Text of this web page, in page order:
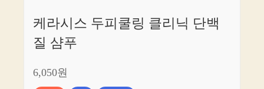
케라시스 두피쿨링 클리닉 단백
질 샴푸
6,050원